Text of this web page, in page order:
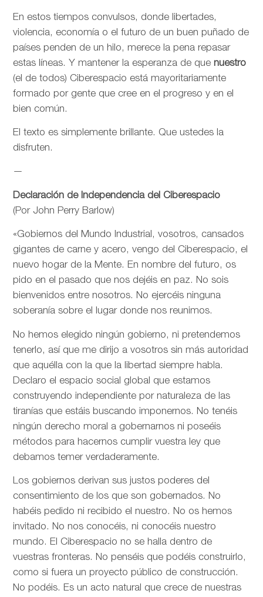
En estos tiempos convulsos, donde libertades,
violencia, economía o el futuro de un buen puñado de
países penden de un hilo, merece la pena repasar
estas líneas. Y mantener la esperanza de que nuestro
(el de todos) Ciberespacio está mayoritariamente
formado por gente que cree en el progreso y en el
bien común.
El texto es simplemente brillante. Que ustedes la
disfruten.
—
Declaración de Independencia del Ciberespacio
(Por John Perry Barlow)
«Gobiernos del Mundo Industrial, vosotros, cansados
gigantes de carne y acero, vengo del Ciberespacio, el
nuevo hogar de la Mente. En nombre del futuro, os
pido en el pasado que nos dejéis en paz. No sois
bienvenidos entre nosotros. No ejercéis ninguna
soberanía sobre el lugar donde nos reunimos.
No hemos elegido ningún gobierno, ni pretendemos
tenerlo, así que me dirijo a vosotros sin más autoridad
que aquélla con la que la libertad siempre habla.
Declaro el espacio social global que estamos
construyendo independiente por naturaleza de las
tiranías que estáis buscando imponernos. No tenéis
ningún derecho moral a gobernarnos ni poseéis
métodos para hacernos cumplir vuestra ley que
debamos temer verdaderamente.
Los gobiernos derivan sus justos poderes del
consentimiento de los que son gobernados. No
habéis pedido ni recibido el nuestro. No os hemos
invitado. No nos conocéis, ni conocéis nuestro
mundo. El Ciberespacio no se halla dentro de
vuestras fronteras. No penséis que podéis construirlo,
como si fuera un proyecto público de construcción.
No podéis. Es un acto natural que crece de nuestras